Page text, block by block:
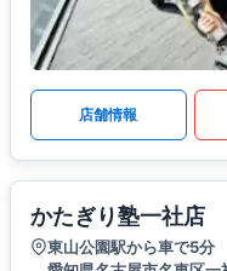
店舗情報
かたぎり塾一社店
東山公園駅から車で5分